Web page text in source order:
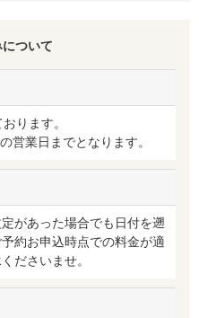
ついて
ります。
営業日までとなります。
があった場合でも日付を遡
約お申込時点での料金が適
ださいませ。